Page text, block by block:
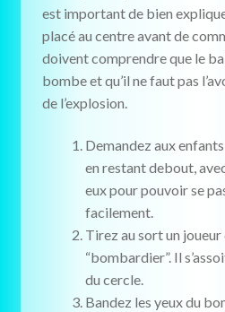
est important de bien
placé au centre avant de
doivent comprendre que le
bombe et qu’il ne faut pas
de l’explosion.
Demandez aux
en restant debout,
eux pour pouvoir se
facilement.
Tirez au sort un
“bombardier”. Il
du cercle.
Bandez les yeux du